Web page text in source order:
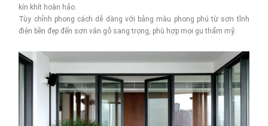
kín khít hoàn hảo.
Tùy chỉnh phong cách dễ dàng với bảng màu phong phú từ sơn tĩnh
điện bền đẹp đến sơn vân gỗ sang trọng, phù hợp mọi gu thẩm mỹ.